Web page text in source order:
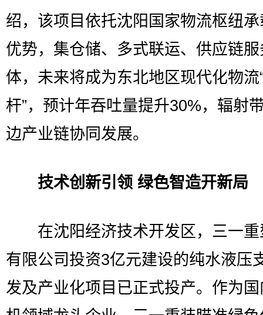
绍，该项目依托沈阳国家物流枢纽
优势，集仓储、多式联运、供应链
体，未来将成为东北地区现代化物流
杆”，预计年吞吐量提升30%，辐射
边产业链协同发展。
技术创新引领 绿色智造开新局
在沈阳经济技术开发区，三一重
有限公司投资3亿元建设的纯水液压
发及产业化项目已正式投产。作为